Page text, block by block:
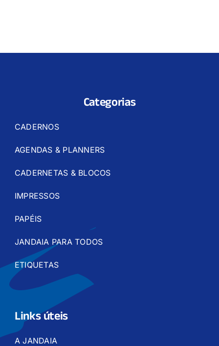
Categorias
CADERNOS
AGENDAS & PLANNERS
CADERNETAS & BLOCOS
IMPRESSOS
PAPÉIS
JANDAIA PARA TODOS
ETIQUETAS
Links úteis
A JANDAIA